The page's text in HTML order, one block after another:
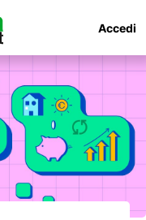
Accedi